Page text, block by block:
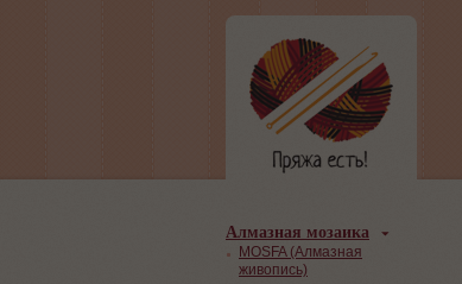
Алмазная мозаика
MOSFA (Алмазная
живопись)